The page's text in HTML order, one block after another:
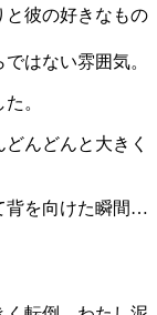
と彼の好きなもの
はない雰囲気。
。
んどんと大きく
背を向けた瞬間…